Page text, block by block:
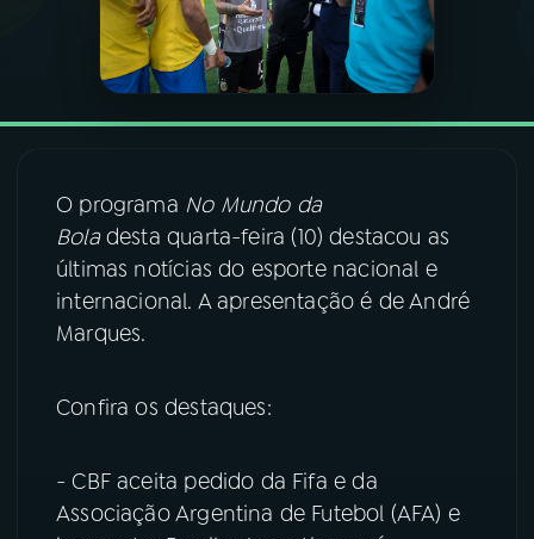
PODCASTS
VIDEOCASTS
08FESTIVAL DE MÚSICA
ACOMPANHE A RÁDIO NACIONAL
O programa No Mundo da
Boladesta quarta-feira (10) destacou as
últimas notícias do esporte nacional e
internacional. A apresentação é de André
Marques.
Confira os destaques:
- CBF aceita pedido da Fifa e da
Associação Argentina de Futebol (AFA) e